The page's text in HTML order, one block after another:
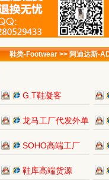
鞋类-Footwear >> 阿迪达斯-
G.T鞋凝客
龙马工厂代发外单
SOHO高端工厂
鞋库高端货源